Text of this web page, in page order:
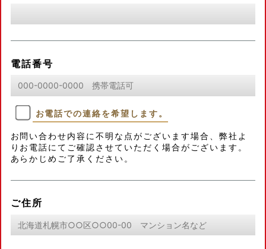
電話番号
お電話での連絡を希望します。
お問い合わせ内容に不明な点がございます場合、弊社よ
りお電話にてご確認させていただく場合がございます。
あらかじめご了承ください。
ご住所